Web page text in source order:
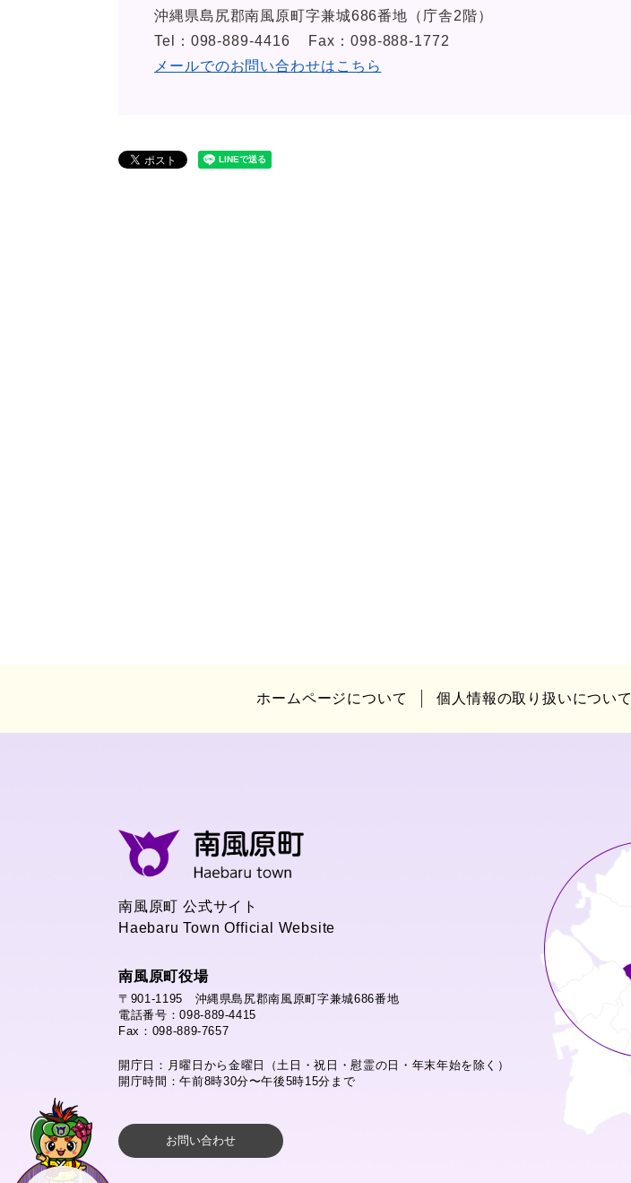
沖縄県島尻郡南風原町字兼城686番地（庁舎2階）
Tel：098-889-4416
Fax：098-888-1772
メールでのお問い合わせはこちら
ホームページについて 個人情報の取り扱いについて
南風原町 公式サイト
Haebaru Town Official Website
南風原町役場
〒901-1195 沖縄県島尻郡南風原町字兼城686番地
電話番号：098-889-4415
Fax：098-889-7657
開庁日：月曜日から金曜日（土日・祝日・慰霊の日・年末年始を除く）
開庁時間：午前8時30分〜午後5時15分まで
お問い合わせ